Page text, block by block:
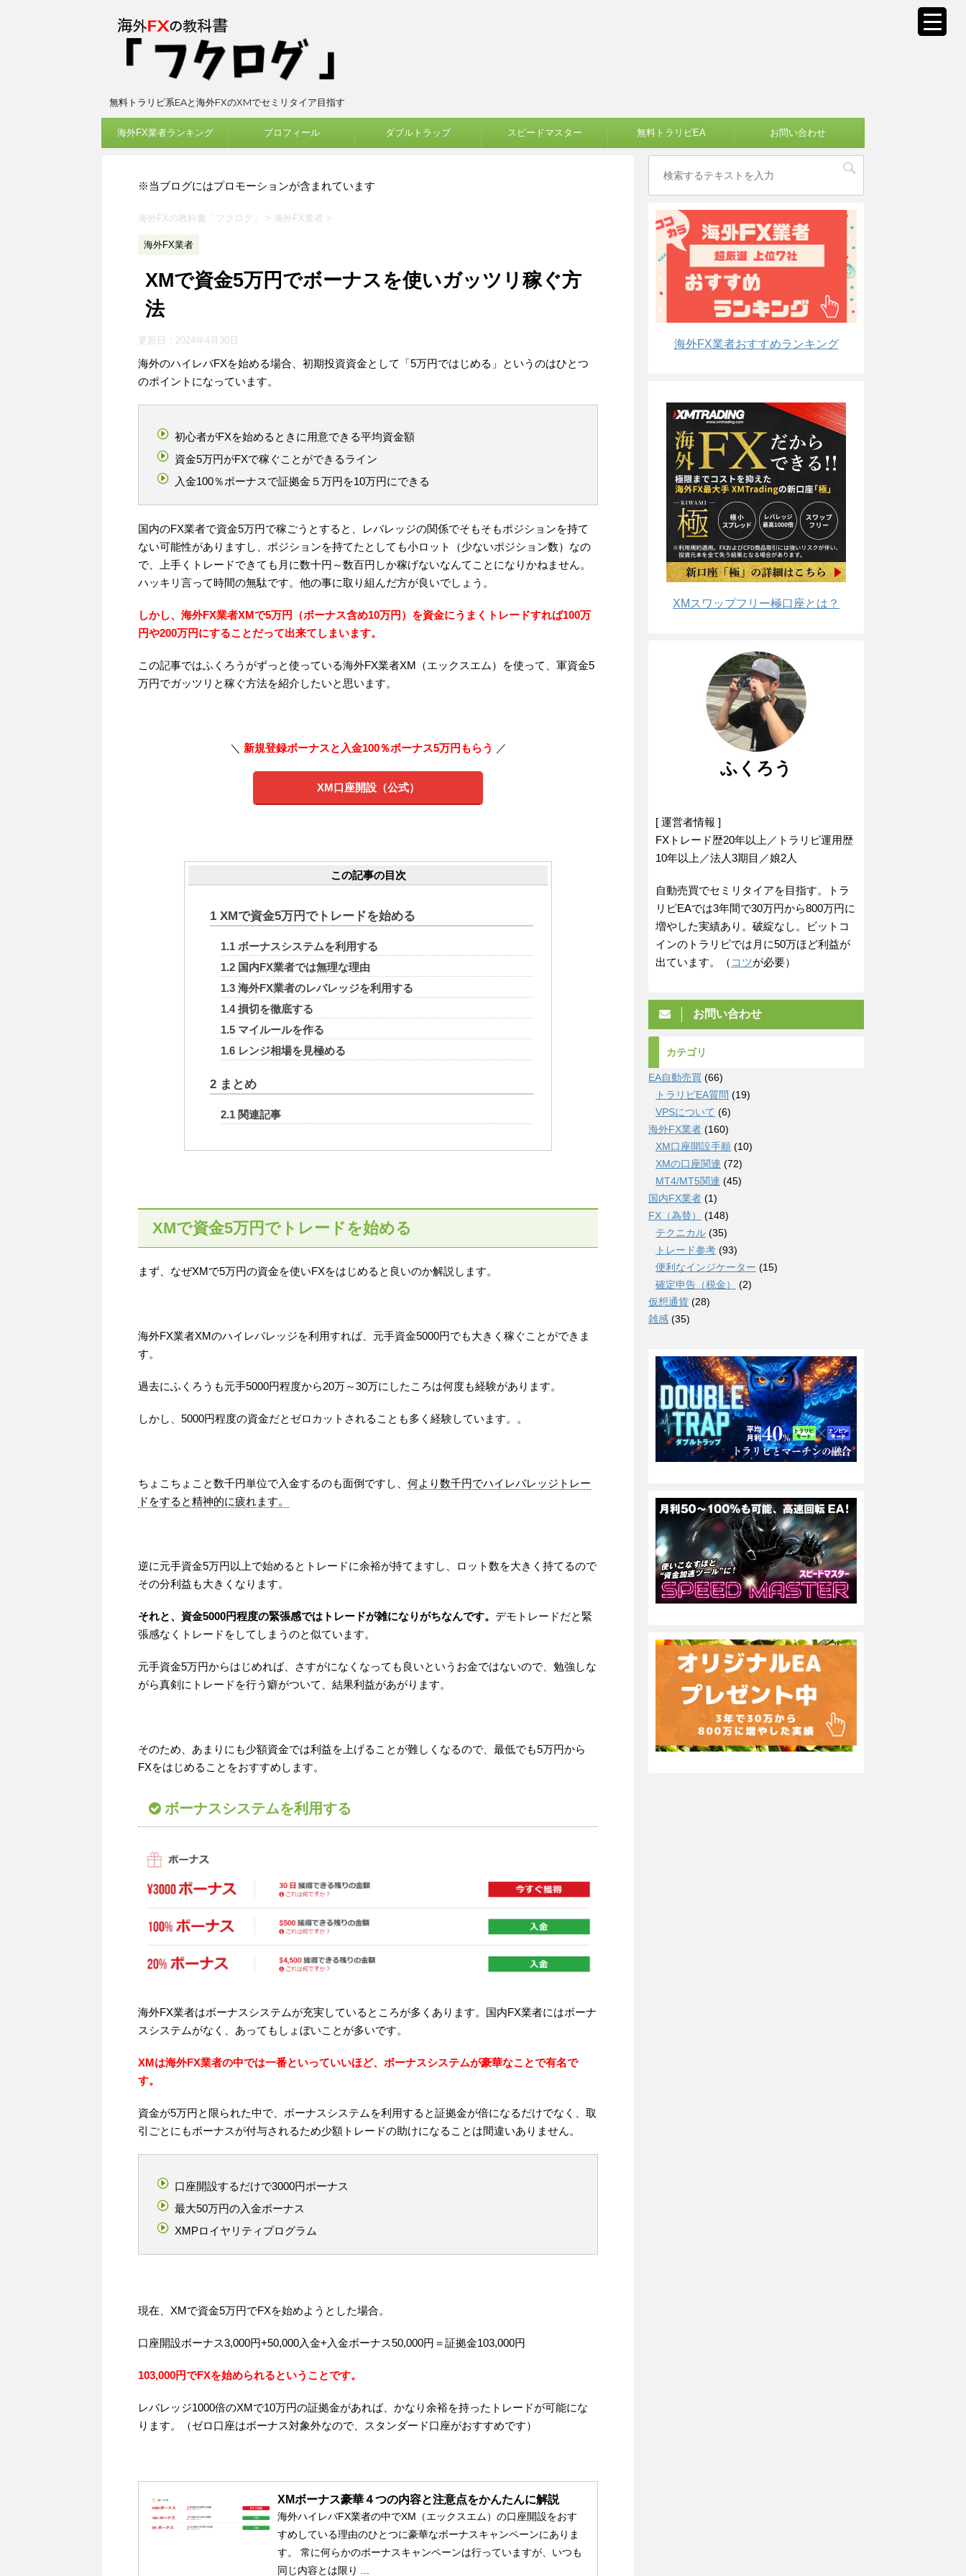
無料トラリピ系EAと海外FXのXMでセミリタイア目指す
海外FX業者ランキング プロフィール ダブルトラップ スピードマスター 無料トラリピEA お問い合わせ
※当ブログにはプロモーションが含まれています
海外FXの教科書「フクログ」 > 海外FX業者 >
海外FX業者
XMで資金5万円でボーナスを使いガッツリ稼ぐ方
法
更新日： 2024年4月30日
海外のハイレバFXを始める場合、初期投資資金として「5万円ではじめる」というのはひとつ
のポイントになっています。
初心者がFXを始めるときに用意できる平均資金額
資金5万円がFXで稼ぐことができるライン
入金100％ボーナスで証拠金５万円を10万円にできる
国内のFX業者で資金5万円で稼ごうとすると、レバレッジの関係でそもそもポジションを持て
ない可能性がありますし、ポジションを持てたとしても小ロット（少ないポジション数）なの
で、上手くトレードできても月に数十円～数百円しか稼げないなんてことになりかねません。
ハッキリ言って時間の無駄です。他の事に取り組んだ方が良いでしょう。
しかし、海外FX業者XMで5万円（ボーナス含め10万円）を資金にうまくトレードすれば100万
円や200万円にすることだって出来てしまいます。
この記事ではふくろうがずっと使っている海外FX業者XM（エックスエム）を使って、軍資金5
万円でガッツリと稼ぐ方法を紹介したいと思います。
＼ 新規登録ボーナスと入金100％ボーナス5万円もらう ／
XM口座開設（公式）
この記事の目次
1 XMで資金5万円でトレードを始める
1.1 ボーナスシステムを利用する
1.2 国内FX業者では無理な理由
1.3 海外FX業者のレバレッジを利用する
1.4損切を徹底する
1.5 マイルールを作る
1.6 レンジ相場を見極める
2 まとめ
2.1 関連記事
XMで資金5万円でトレードを始める
まず、なぜXMで5万円の資金を使いFXをはじめると良いのか解説します。
海外FX業者XMのハイレバレッジを利用すれば、元手資金5000円でも大きく稼ぐことができま
す。
過去にふくろうも元手5000円程度から20万～30万にしたころは何度も経験があります。
しかし、5000円程度の資金だとゼロカットされることも多く経験しています。。
ちょこちょこと数千円単位で入金するのも面倒ですし、 何より数千円でハイレバレッジトレー
ドをすると精神的に疲れます。
逆に元手資金5万円以上で始めるとトレードに余裕が持てますし、ロット数を大きく持てるので
その分利益も大きくなります。
それと、資金5000円程度の緊張感ではトレードが雑になりがちなんです。 デモトレードだと緊
張感なくトレードをしてしまうのと似ています。
元手資金5万円からはじめれば、さすがになくなっても良いというお金ではないので、勉強しな
がら真剣にトレードを行う癖がついて、結果利益があがります。
そのため、あまりにも少額資金では利益を上げることが難しくなるので、最低でも5万円から
FXをはじめることをおすすめします。
ボーナスシステムを利用する
海外FX業者はボーナスシステムが充実しているところが多くあります。国内FX業者にはボーナ
スシステムがなく、あってもしょぼいことが多いです。
XMは海外FX業者の中では一番といっていいほど、ボーナスシステムが豪華なことで有名で
す。
資金が5万円と限られた中で、ボーナスシステムを利用すると証拠金が倍になるだけでなく、取
引ごとにもボーナスが付与されるため少額トレードの助けになることは間違いありません。
口座開設するだけで3000円ボーナス
最大50万円の入金ボーナス
XMPロイヤリティプログラム
現在、XMで資金5万円でFXを始めようとした場合。
口座開設ボーナス3,000円+50,000入金+入金ボーナス50,000円＝証拠金103,000円
103,000円でFXを始められるということです。
レバレッジ1000倍のXMで10万円の証拠金があれば、かなり余裕を持ったトレードが可能にな
ります。（ゼロ口座はボーナス対象外なので、スタンダード口座がおすすめです）
XMボーナス豪華４つの内容と注意点をかんたんに解説
海外ハイレバFX業者の中でXM（エックスエム）の口座開設をおす
すめしている理由のひとつに豪華なボーナスキャンペーンにありま
す。 常に何らかのボーナスキャンペーンは行っていますが、いつも
同じ内容とは限り ...
海外FX業者おすすめランキング
XMスワップフリー極口座とは？
ふくろう
[ 運営者情報 ]
FXトレード歴20年以上／トラリピ運用歴
10年以上／法人3期目／娘2人
自動売買でセミリタイアを目指す。トラ
リピEAでは3年間で30万円から800万円に
増やした実績あり。破綻なし。ビットコ
インのトラリピでは月に50万ほど利益が
出ています。（ コツが必要）
お問い合わせ
カテゴリ
EA自動売買 (66)
トラリピEA質問 (19)
VPSについて (6)
海外FX業者 (160)
XM口座開設手順 (10)
XMの口座関連 (72)
MT4/MT5関連 (45)
国内FX業者 (1)
FX（為替）
(148)
テクニカル (35)
トレード参考 (93)
便利なインジケーター (15)
確定申告（税金）
(2)
仮想通貨 (28)
雑感 (35)